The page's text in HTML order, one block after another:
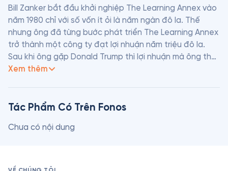
Bill Zanker bắt đầu khởi nghiệp The Learning Annex vào
năm 1980 chỉ với số vốn ít ỏi là năm ngàn đô la. Thế
nhưng ông đã từng bước phát triển The Learning Annex
trở thành một công ty đạt lợi nhuận năm triệu đô la.
Sau khi ông gặp Donald Trump thì lợi nhuận mà ông thu
được đã tăng gấp hơn hai mươi lần và vẫn không ngừng
Xem thêm
Tác Phẩm Có Trên Fonos
Chưa có nội dung